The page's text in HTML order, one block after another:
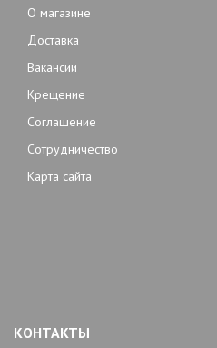
О магазине
Доставка
Вакансии
Крещение
Соглашение
Сотрудничество
Карта сайта
КОНТАКТЫ